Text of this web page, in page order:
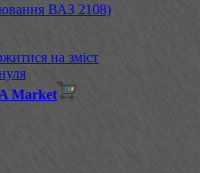
ВАЗ 2108)
на зміст
Market